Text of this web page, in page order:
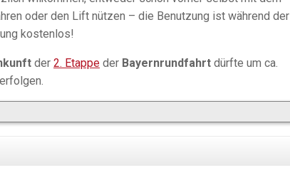
oder den Lift nützen – die Benutzung ist während der
kostenlos!
der 2. Etappe der Bayernrundfahrt dürfte um ca.